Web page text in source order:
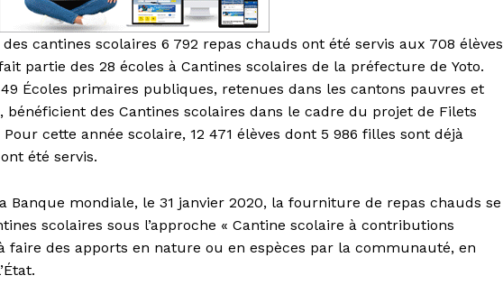
cantines scolaires 6 792 repas chauds ont été servis aux 708 élèves
partie des 28 écoles à Cantines scolaires de la préfecture de Yoto.
Écoles primaires publiques, retenues dans les cantons pauvres et
des Cantines scolaires dans le cadre du projet de Filets
cette année scolaire, 12 471 élèves dont 5 986 filles sont déjà
été servis.
mondiale, le 31 janvier 2020, la fourniture de repas chauds se
scolaires sous l’approche « Cantine scolaire à contributions
faire des apports en nature ou en espèces par la communauté, en